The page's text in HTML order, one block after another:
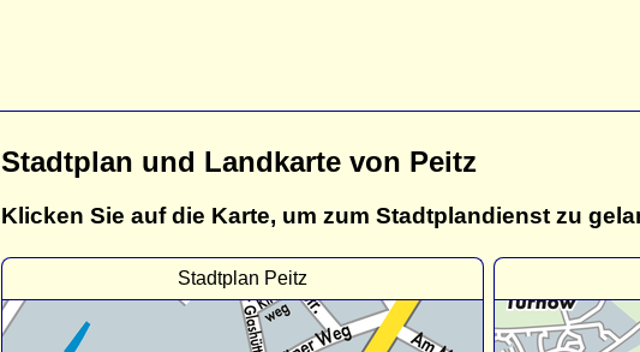
Stadtplan und Landkarte von Peitz
Klicken Sie auf die Karte, um zum Stadtplandienst zu
Stadtplan Peitz